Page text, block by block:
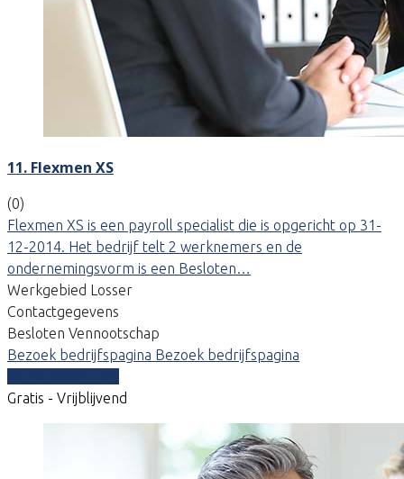
11. Flexmen XS
(0)
Flexmen XS is een payroll specialist die is opgericht op 31-
12-2014. Het bedrijf telt 2 werknemers en de
ondernemingsvorm is een Besloten…
Werkgebied Losser
Contactgegevens
Besloten Vennootschap
Bezoek bedrijfspagina Bezoek bedrijfspagina
Gratis - Vrijblijvend